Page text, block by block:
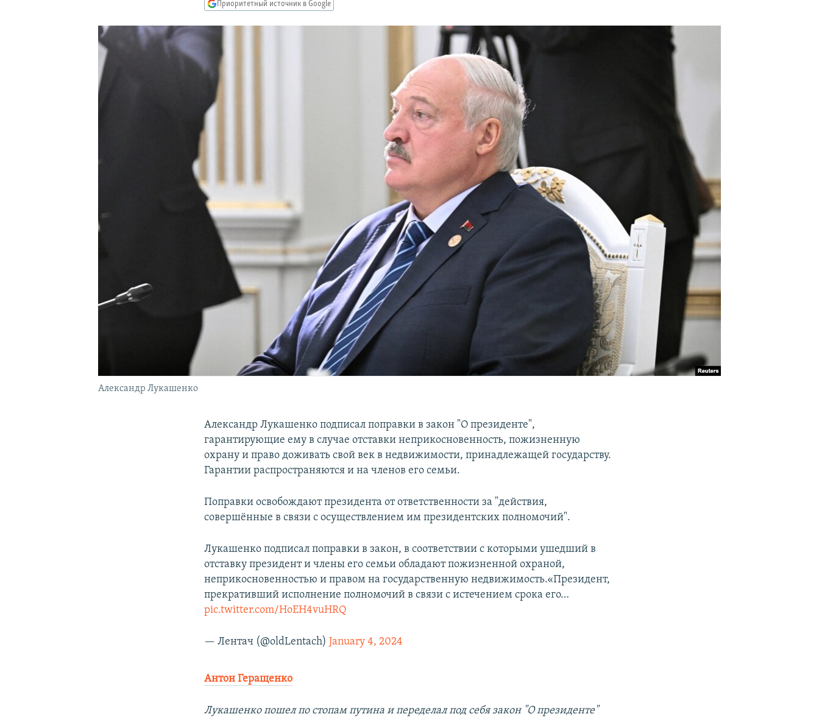
ПОДПИШИТЕСЬ НА РАССЫЛКУ
Приоритетный источник в Google
Александр Лукашенко
Александр Лукашенко подписал поправки в закон "О президенте",
гарантирующие ему в случае отставки неприкосновенность, пожизненную
охрану и право доживать свой век в недвижимости, принадлежащей государству.
Гарантии распространяются и на членов его семьи.
Поправки освобождают президента от ответственности за "действия,
совершённые в связи с осуществлением им президентских полномочий".
Лукашенко подписал поправки в закон, в соответствии с которыми ушедший в
отставку президент и члены его семьи обладают пожизненной охраной,
неприкосновенностью и правом на государственную недвижимость.«Президент,
прекративший исполнение полномочий в связи с истечением срока его…
pic.twitter.com/HoEH4vuHRQ
— Лентач (@oldLentach)January 4, 2024
Антон Геращенко
Лукашенко пошел по стопам путина и переделал под себя закон "О президенте"